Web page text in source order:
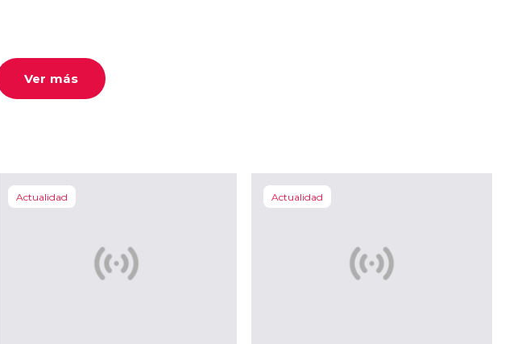
Ver más
Actualidad Actualidad